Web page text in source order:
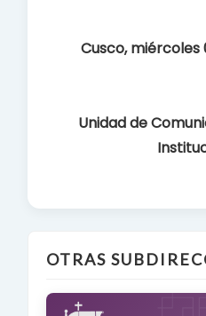
Cusco, miércoles
Unidad de
OTRAS